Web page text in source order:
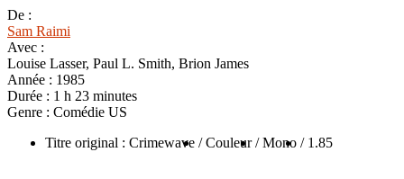
De :
Sam Raimi
Avec :
Louise Lasser, Paul L. Smith, Brion James
Année : 1985
Durée : 1 h 23 minutes
Genre : Comédie US
Titre original : Crimewave / Couleur / Mono / 1.85